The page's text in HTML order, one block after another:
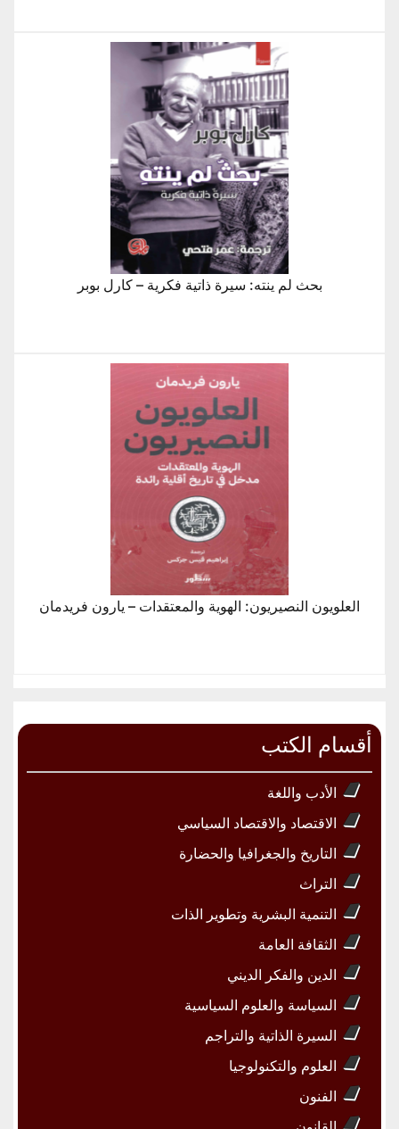
بحث لم ينته: سيرة ذاتية فكرية – كارل بوبر
العلويون النصيريون: الهوية والمعتقدات – يارون فريدمان
أقسام الكتب
الأدب واللغة
الاقتصاد والاقتصاد السياسي
التاريخ والجغرافيا والحضارة
التراث
التنمية البشرية وتطوير الذات
الثقافة العامة
الدين والفكر الديني
السياسة والعلوم السياسية
السيرة الذاتية والتراجم
العلوم والتكنولوجيا
الفنون